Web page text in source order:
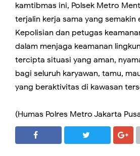
kamtibmas ini, Polsek Metro
terjalin kerja sama yang semakin
Kepolisian dan petugas
dalam menjaga keamanan
tercipta situasi yang aman,
bagi seluruh karyawan, tamu,
yang beraktivitas di kawasan
(Humas Polres Metro Jakarta